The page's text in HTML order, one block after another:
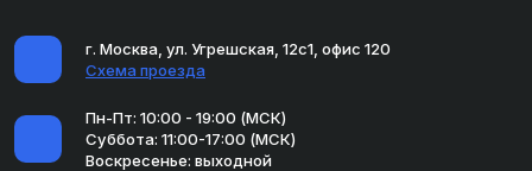
г. Москва, ул. Угрешская, 12с1, офис 120
Схема проезда
Пн-Пт: 10:00 - 19:00 (МСК)
Суббота: 11:00-17:00 (МСК)
Воскресенье: выходной